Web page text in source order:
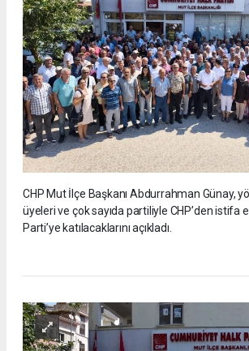
CHP Mut İlçe Başkanı Abdurrahman Günay,
üyeleri ve çok sayıda partiliyle CHP’den istifa
Parti’ye katılacaklarını açıkladı.